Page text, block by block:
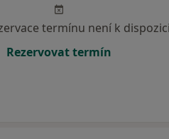
termínu není k
Rezervovat termín